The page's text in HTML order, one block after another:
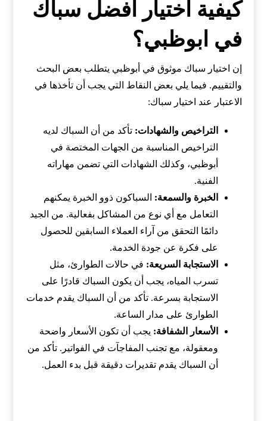
كيفية اختيار أفضل سباك
في ابوظبي؟
إن اختيار سباك موثوق في أبوظبي يتطلب بعض البحث
والتقييم. فيما يلي بعض النقاط التي يجب أن تأخذها في
الاعتبار عند اختيار سباك:
التراخيص والشهادات: تأكد من أن السباك لديه
التراخيص المناسبة من الجهات المختصة في
أبوظبي، وكذلك الشهادات التي تضمن مهاراته
الفنية.
الخبرة والسمعة: السباكون ذوو الخبرة يمكنهم
التعامل مع أي نوع من المشاكل بفعالية. من الجيد
دائمًا التحقق من آراء العملاء السابقين للحصول
على فكرة عن جودة الخدمة.
الاستجابة السريعة: في حالات الطوارئ، مثل
تسرب المياه، يجب أن يكون السباك قادرًا على
الاستجابة بسرعة. تأكد من أن السباك يقدم خدمات
الطوارئ على مدار الساعة.
الأسعار الشفافة: يجب أن تكون الأسعار واضحة
ومعقولة، مع تجنب المفاجآت في الفواتير. تأكد من
أن السباك يقدم تقديرات دقيقة قبل بدء العمل.